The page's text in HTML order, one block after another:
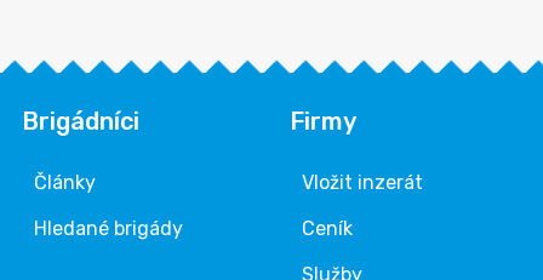
Brigádníci
Články
Hledané brigády
Firmy
Vložit inzerát
Ceník
Služby